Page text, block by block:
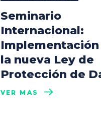
Seminario
Internacional:
Implementación
la nueva Ley de
Protección de
VER MÁS